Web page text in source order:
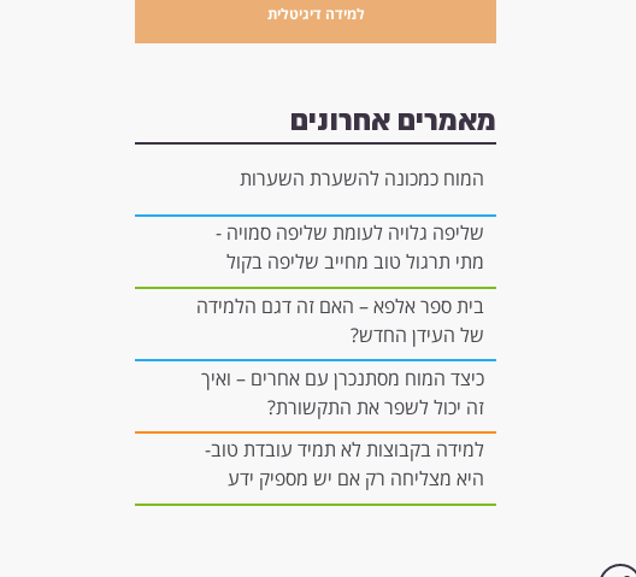
למידה דיגיטלית
מאמרים אחרונים
המוח כמכונה להשערת השערות
שליפה גלויה לעומת שליפה סמויה -
מתי תרגול טוב מחייב שליפה בקול
רם, ומתי הוא יכול להיות "בתוך
הראש"?
בית ספר אלפא – האם זה דגם הלמידה
של העידן החדש?
כיצד המוח מסתנכרן עם אחרים – ואיך
זה יכול לשפר את התקשורת?
למידה בקבוצות לא תמיד עובדת טוב-
היא מצליחה רק אם יש מספיק ידע
להשתתפות משמעותית